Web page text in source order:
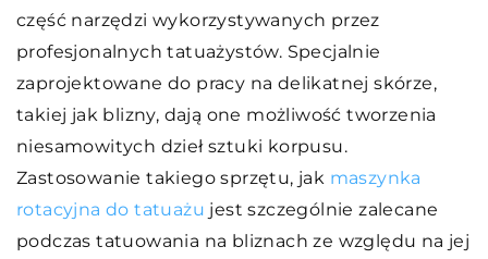
część narzędzi wykorzystywanych przez
profesjonalnych tatuażystów. Specjalnie
zaprojektowane do pracy na delikatnej skórze,
takiej jak blizny, dają one możliwość tworzenia
niesamowitych dzieł sztuki korpusu.
Zastosowanie takiego sprzętu, jak maszynka
rotacyjna do tatuażu jest szczególnie zalecane
podczas tatuowania na bliznach ze względu na jej